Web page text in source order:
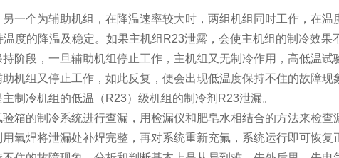
一个为辅助机组，在降温速率较大时，两组机组同时工作，在
度的降温及稳定。如果主机组R23泄露，会使主机组的制冷效
阶段，一旦辅助机组停止工作，主机组又无制冷作用，高低温
机组又停止工作，如此反复，便会出现低温度保持不住的故障现
制冷机组的低温（R23）级机组的制冷剂R23泄漏。
箱的制冷系统进行查漏，用检漏仪和肥皂水相结合的方法来检
氧焊将泄漏处补焊完整，再对系统重新充氟，系统运行即可恢